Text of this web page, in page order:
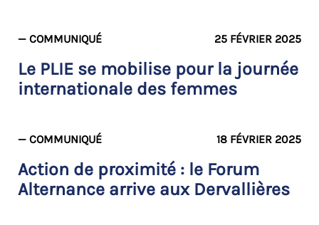
— COMMUNIQUÉ 25 FÉVRIER 2025
Le PLIE se mobilise pour la journée
internationale des femmes
— COMMUNIQUÉ 18 FÉVRIER 2025
Action de proximité : le Forum
Alternance arrive aux Dervallières